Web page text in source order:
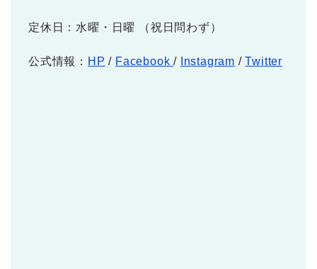
定休日：水曜・日曜 （祝日問わず）
公式情報： HP / Facebook/ Instagram /Twitter